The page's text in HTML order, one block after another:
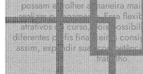
possam escolher a maneira
realizar o pagamento. Essa
atrativos do curso, pois
diferentes perfis financeiros
assim, expandir suas
trabalho.